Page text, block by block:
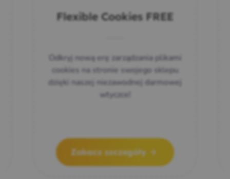
Flexible Cookies FREE
Odkryj nową erę zarządzania plikami
cookies na stronie swojego sklepu
dzięki naszej niezawodnej darmowej
wtyczce!
Zobacz szczegóły